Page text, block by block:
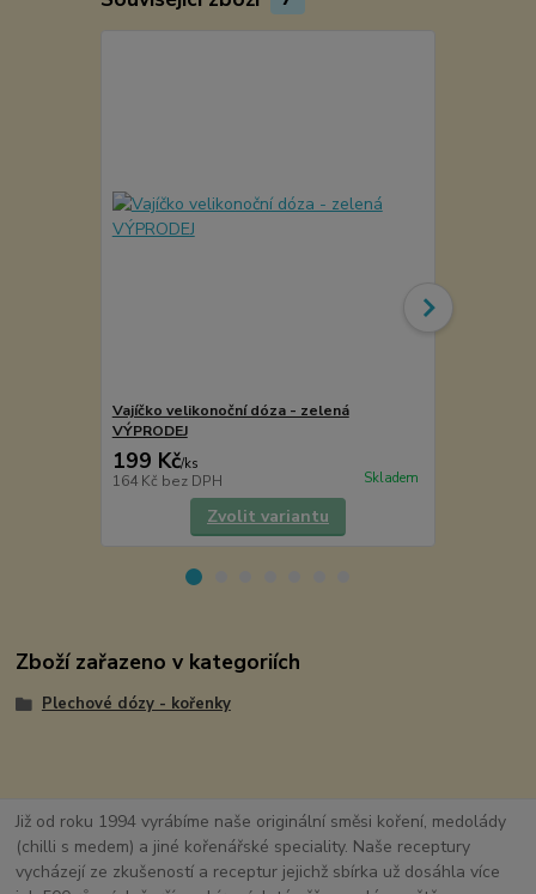
Vajíčko velikonoční dóza - zelená
VÝPRODEJ
199 Kč/ks
164 Kč bez DPH Skladem
Zvolit variantu
Zboží zařazeno v kategoriích
Plechové dózy - kořenky
Již od roku 1994 vyrábíme naše originální směsi koření, medolády
(chilli s medem) a jiné kořenářské speciality. Naše receptury
vycházejí ze zkušeností a receptur jejichž sbírka už dosáhla více